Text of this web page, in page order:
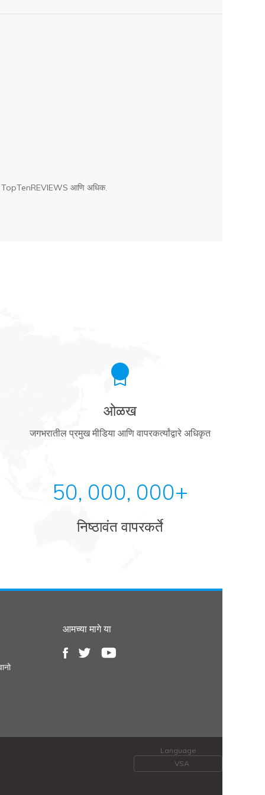
TopTenREVIEWS आणि अधिक.
ओळख
जगभरातील प्रमुख मीडिया आणि वापरकर्त्यांद्वारे अधिकृत
50, 000, 000+
निष्ठावंत वापरकर्ते
आमच्या मागे या
Language
VSA